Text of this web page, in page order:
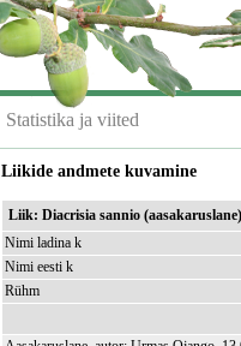
Statistika ja viited
Liikide andmete kuvamine
Liik: Diacrisia sannio (aasakaruslane)
Nimi ladina k
Nimi eesti k
Rühm